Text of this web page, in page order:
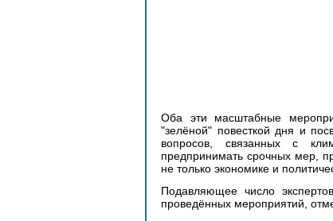
Оба эти масштабные
"зелёной" повесткой дня и
вопросов, связанных с
предпринимать срочных мер,
не только экономике и
Подавляющее число
проведённых мероприятий,